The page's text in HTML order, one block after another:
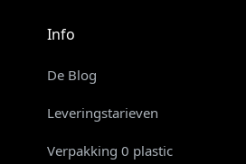
Info
De Blog
Leveringstarieven
Verpakking 0 plastic